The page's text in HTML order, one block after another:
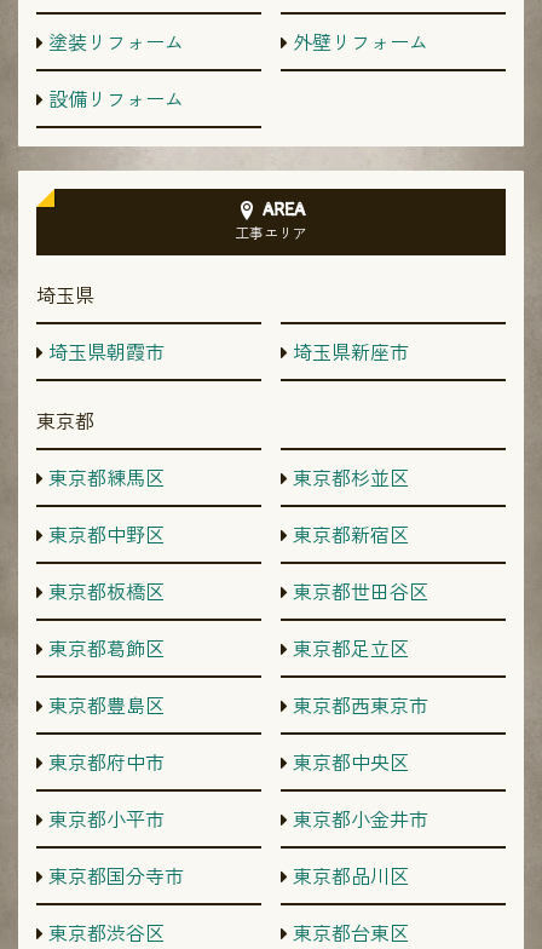
塗装リフォーム
外壁リフォーム
設備リフォーム
AREA
工事エリア
埼玉県
埼玉県朝霞市
埼玉県新座市
東京都
東京都練馬区
東京都杉並区
東京都中野区
東京都新宿区
東京都板橋区
東京都世田谷区
東京都葛飾区
東京都足立区
東京都豊島区
東京都西東京市
東京都府中市
東京都中央区
東京都小平市
東京都小金井市
東京都国分寺市
東京都品川区
東京都渋谷区
東京都台東区